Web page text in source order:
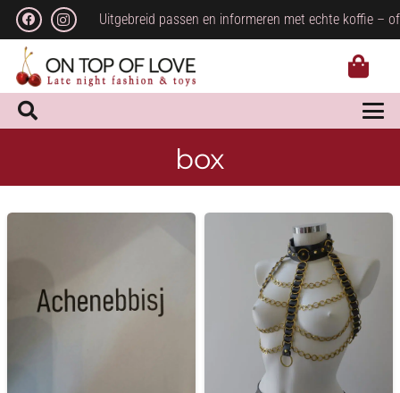
Uitgebreid passen en informeren met echte koffie –
box